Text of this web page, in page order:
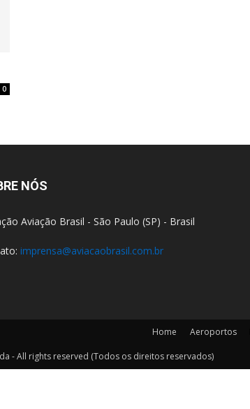
0
NÓS
Aviação Brasil - São Paulo (SP) - Brasil
imprensa@aviacaobrasil.com.br
Home Aeroportos
- All rights reserved (Todos os direitos reservados)